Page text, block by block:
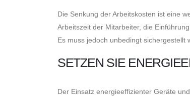
Die Senkung der Arbeitskosten ist eine
Arbeitszeit der Mitarbeiter, die
Es muss jedoch unbedingt sichergestellt
SETZEN SIE
Der Einsatz energieeffizienter Geräte